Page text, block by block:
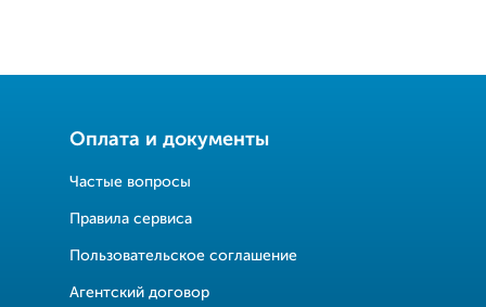
Оплата и документы
Частые вопросы
Правила сервиса
Пользовательское соглашение
Агентский договор